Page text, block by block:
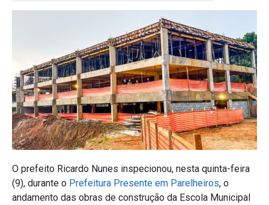
O prefeito Ricardo Nunes inspecionou, nesta quinta-feira
(9), durante o Prefeitura Presente em Parelheiros, o
andamento das obras de construção da Escola Municipal